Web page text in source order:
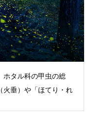
ホタル科の甲虫の総
火垂）や「ほてり・れ